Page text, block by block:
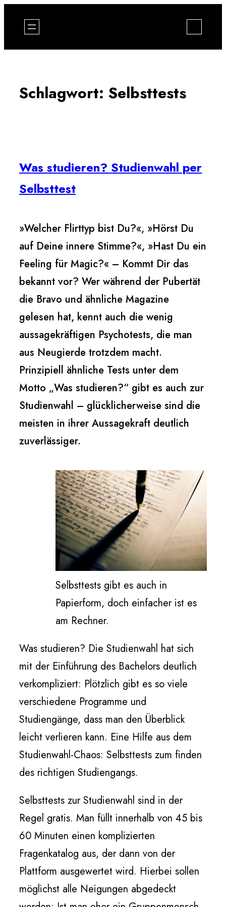
Inhalt
springen
Schlagwort: Selbsttests
Was studieren? Studienwahl per
Selbsttest
»Welcher Flirttyp bist Du?«, »Hörst Du
auf Deine innere Stimme?«, »Hast Du ein
Feeling für Magic?« – Kommt Dir das
bekannt vor? Wer während der Pubertät
die Bravo und ähnliche Magazine
gelesen hat, kennt auch die wenig
aussagekräftigen Psychotests, die man
aus Neugierde trotzdem macht.
Prinzipiell ähnliche Tests unter dem
Motto „Was studieren?“ gibt es auch zur
Studienwahl – glücklicherweise sind die
meisten in ihrer Aussagekraft deutlich
zuverlässiger.
Selbsttests gibt es auch in
Papierform, doch einfacher ist es
am Rechner.
Was studieren? Die Studienwahl hat sich
mit der Einführung des Bachelors deutlich
verkompliziert: Plötzlich gibt es so viele
verschiedene Programme und
Studiengänge, dass man den Überblick
leicht verlieren kann. Eine Hilfe aus dem
Studienwahl-Chaos: Selbsttests zum finden
des richtigen Studiengangs.
Selbsttests zur Studienwahl sind in der
Regel gratis. Man füllt innerhalb von 45 bis
60 Minuten einen komplizierten
Fragenkatalog aus, der dann von der
Plattform ausgewertet wird. Hierbei sollen
möglichst alle Neigungen abgedeckt